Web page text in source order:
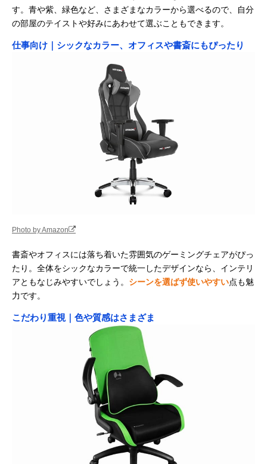
す。青や紫、緑色など、さまざまなカラーから選べるので、自分
の部屋のテイストや好みにあわせて選ぶこともできます。
仕事向け｜シックなカラー、オフィスや書斎にもぴったり
Photo by Amazon
書斎やオフィスには落ち着いた雰囲気のゲーミングチェアがぴっ
たり。全体をシックなカラーで統一したデザインなら、インテリ
アともなじみやすいでしょう。 シーンを選ばず使いやすい点も魅
力です。
こだわり重視｜色や質感はさまざま